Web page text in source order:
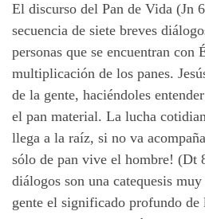
El discurso del Pan de Vida (Jn
secuencia de siete breves
personas que se encuentran con
multiplicación de los panes.
de la gente, haciéndoles
el pan material. La lucha
llega a la raíz, si no va
sólo de pan vive el hombre! (Dt
diálogos son una catequesis
gente el significado profundo